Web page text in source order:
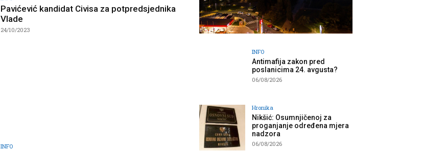
Pavićević kandidat Civisa za potpredsjednika
Vlade
24/10/2023
INFO
INFO
Antimafija zakon pred
poslanicima 24. avgusta?
06/08/2026
Hronika
Nikšić: Osumnjičenoj za
proganjanje određena mjera
nadzora
06/08/2026